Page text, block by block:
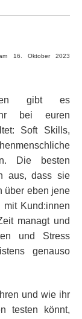
16. Oktober 2023
gibt es
bei euren
Soft Skills,
Die besten
aus, dass sie
über eben jene
mit Kund:innen
managt und
und Stress
genauso
und wie ihr
testen könnt,